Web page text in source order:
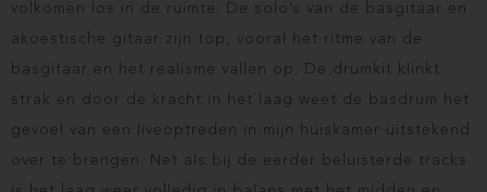
volkomen los in de ruimte. De solo’s van de basgitaar en
akoestische gitaar zijn top, vooral het ritme van de
basgitaar en het realisme vallen op. De drumkit klinkt
strak en door de kracht in het laag weet de basdrum het
gevoel van een liveoptreden in mijn huiskamer uitstekend
over te brengen. Net als bij de eerder beluisterde tracks